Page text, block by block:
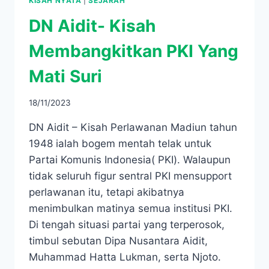
DN Aidit- Kisah
Membangkitkan PKI Yang
Mati Suri
18/11/2023
DN Aidit – Kisah Perlawanan Madiun tahun
1948 ialah bogem mentah telak untuk
Partai Komunis Indonesia( PKI). Walaupun
tidak seluruh figur sentral PKI mensupport
perlawanan itu, tetapi akibatnya
menimbulkan matinya semua institusi PKI.
Di tengah situasi partai yang terperosok,
timbul sebutan Dipa Nusantara Aidit,
Muhammad Hatta Lukman, serta Njoto.